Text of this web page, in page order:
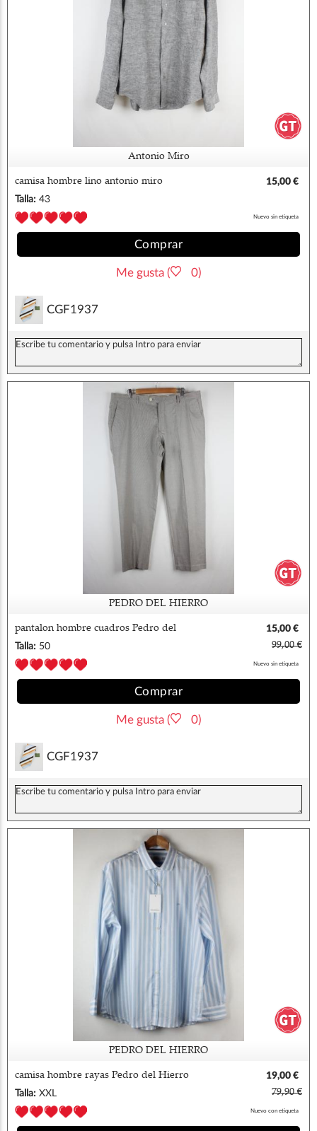
Antonio Miro
camisa hombre lino antonio miro
15,00 €
Talla: 43
Nuevo sin etiqueta
Comprar
Me gusta ( 0)
CGF1937
PEDRO DEL HIERRO
pantalon hombre cuadros Pedro del
Hierro
15,00 €
Talla: 50 99,00 €
Nuevo sin etiqueta
Comprar
Me gusta ( 0)
CGF1937
PEDRO DEL HIERRO
camisa hombre rayas Pedro del Hierro
19,00 €
Talla: XXL 79,90 €
Nuevo con etiqueta